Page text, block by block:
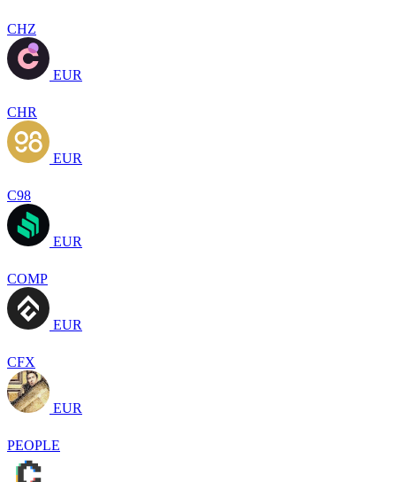
CHZ
EUR
CHR
EUR
C98
EUR
COMP
EUR
CFX
EUR
PEOPLE